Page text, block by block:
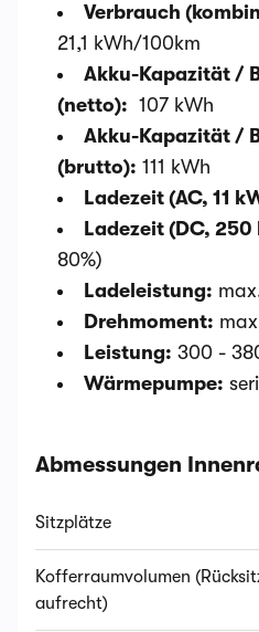
Verbrauch
21,1 kWh/100km
Akku-Kapazität /
(netto): 107 kWh
Akku-Kapazität /
(brutto): 111 kWh
Ladezeit (AC, 11
Ladezeit (DC, 250
80%)
Ladeleistung:
Drehmoment:
Leistung: 300 -
Wärmepumpe:
Abmessungen
Sitzplätze
Kofferraumvolumen
aufrecht)